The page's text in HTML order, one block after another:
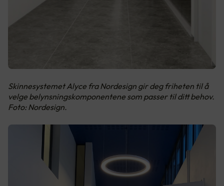
Skinnesystemet Alyce fra Nordesign gir deg friheten til å
velge belynsningskomponentene som passer til ditt behov.
Foto: Nordesign.